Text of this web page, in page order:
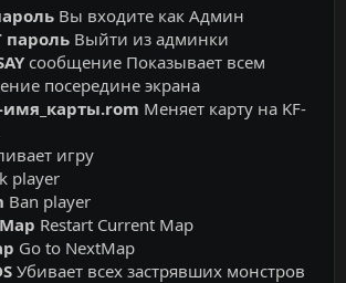
Вы входите как Админ
пароль Выйти из админки
сообщение Показывает всем
посередине экрана
имя_карты.rom Меняет карту на KF-
игру
player
Ban player
Restart Current Map
Go to NextMap
Убивает всех застрявших монстров